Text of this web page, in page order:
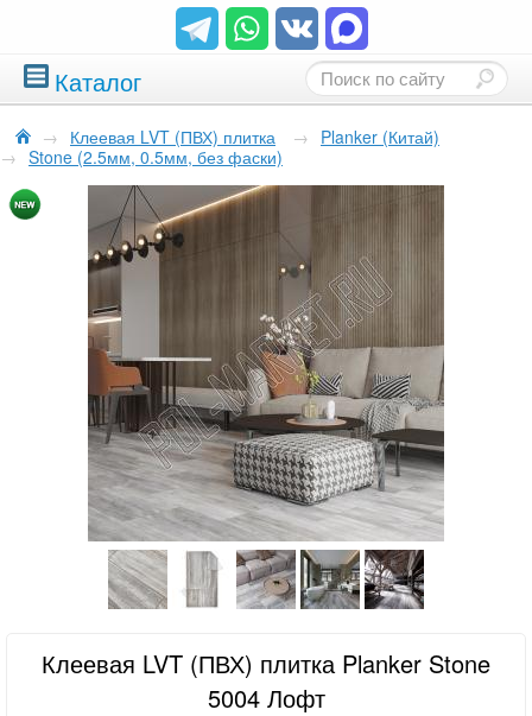
Каталог
→ Клеевая LVT (ПВХ) плитка → Planker (Китай)
→ Stone (2.5мм, 0.5мм, без фаски)
Клеевая LVT (ПВХ) плитка Planker Stone
5004 Лофт